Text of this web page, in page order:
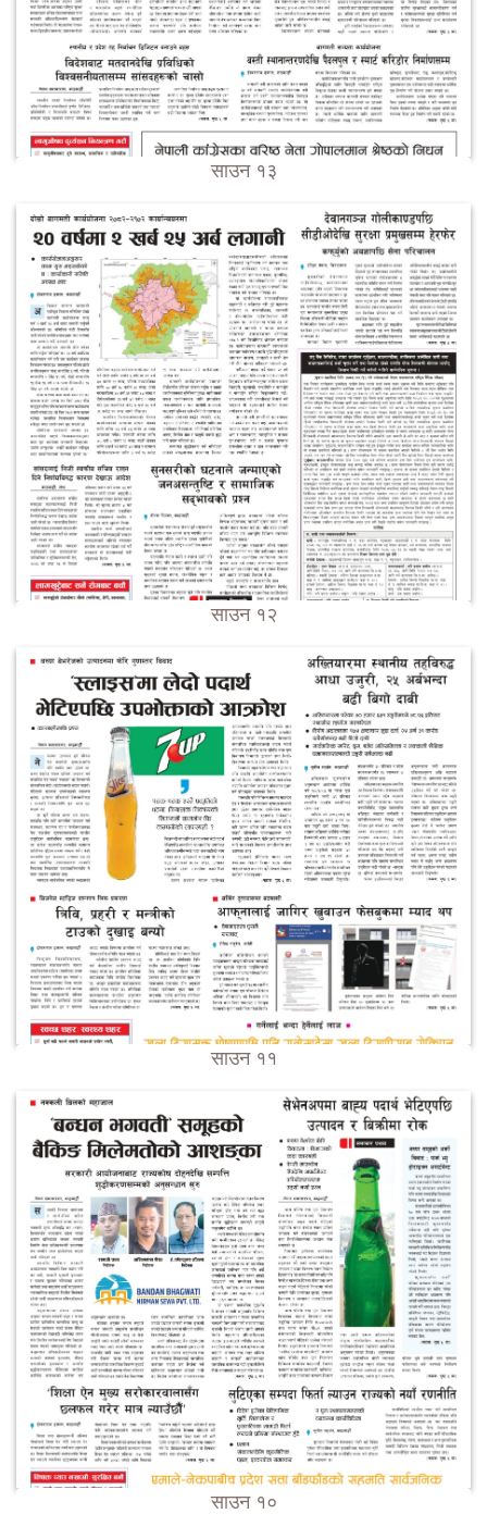
साउन १३
साउन १२
साउन ११
साउन १०